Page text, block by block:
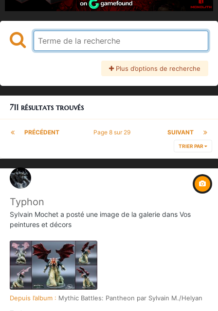
Plus d’options de recherche
711 résultats trouvés
PRÉCÉDENT SUIVANT
Page 8 sur 29
TRIER PAR
Typhon
Sylvain Mochet a posté une image de la galerie dans Vos
peintures et décors
Depuis l’album : Mythic Battles: Pantheon par Sylvain M./Helyan